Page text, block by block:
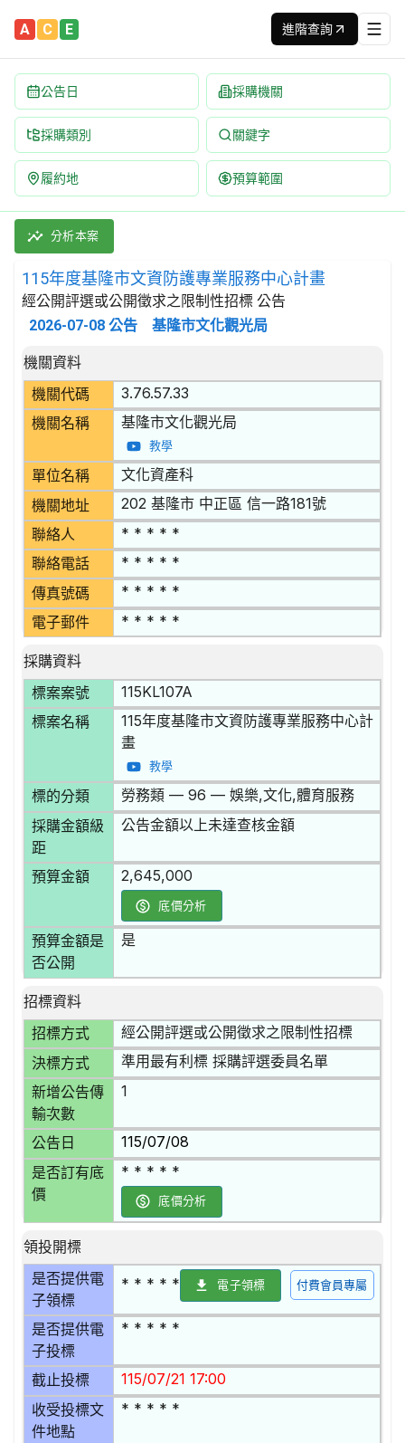
A C E 進階查詢
公告日 採購機關
採購類別 關鍵字
履約地 預算範圍
115年度基隆市文資防護專業服務中心計畫 招標公告 | 案號
採購類別：勞務類 娛樂,文化,體育服務 | 招標方式：經公開
分析本案
115年度基隆市文資防護專業服務中心計畫
經公開評選或公開徵求之限制性招標 公告
2026-07-08 公告 基隆市文化觀光局
招標公告詳細內容
機關資料
機關代碼
3.76.57.33
機關名稱 基隆市文化觀光局
教學
單位名稱 文化資產科
機關地址 202 基隆市 中正區 信一路181號
聯絡人 * * * * *
聯絡電話 * * * * *
傳真號碼 * * * * *
電子郵件 * * * * *
採購資料
標案案號
115KL107A
標案名稱
115年度基隆市文資防護專業服務中心計
畫
教學
標的分類 勞務類 — 96 — 娛樂,文化,體育服務
採購金額級
距
公告金額以上未達查核金額
預算金額 2,645,000
底價分析
預算金額是
否公開
是
招標資料
招標方式
經公開評選或公開徵求之限制性招標
決標方式 準用最有利標 採購評選委員名單
新增公告傳
輸次數
1
公告日 115/07/08
是否訂有底
價
* * * * *
底價分析
領投開標
是否提供電
子領標
* * * * * 電子領標 付費會員專屬
是否提供電
子投標
* * * * *
截止投標 115/07/21 17:00
收受投標文
件地點
* * * * *